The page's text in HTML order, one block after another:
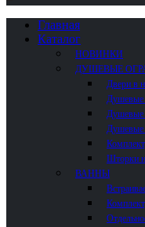
Главная
Каталог
НОВИНКИ
ДУШЕВЫЕ
Двери в
Душевые
Душевые
Душевые
Шторки
ВАННЫ